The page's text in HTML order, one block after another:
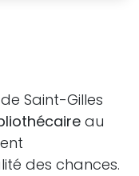
Saint-Gilles
au
des chances.